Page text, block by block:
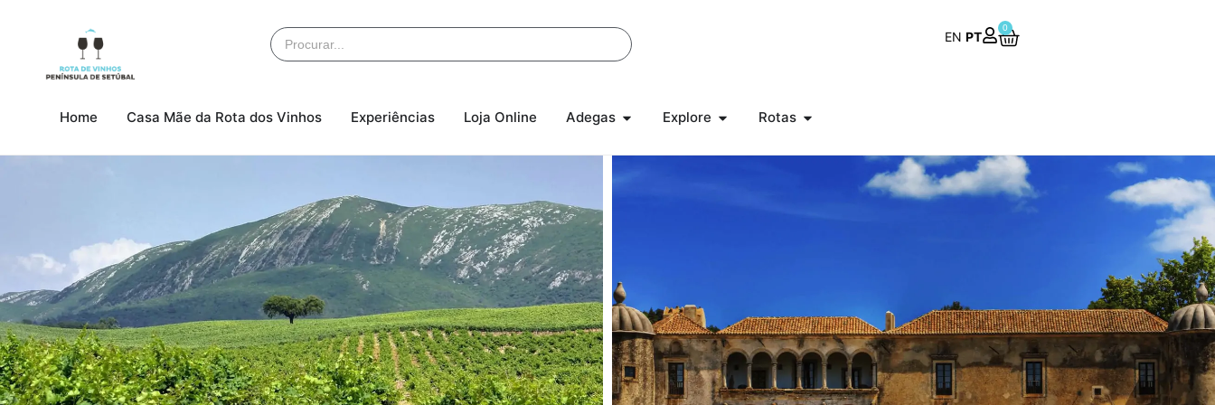
EN PT
0
Home Casa Mãe da Rota dos Vinhos Experiências Loja Online Adegas Explore Rotas